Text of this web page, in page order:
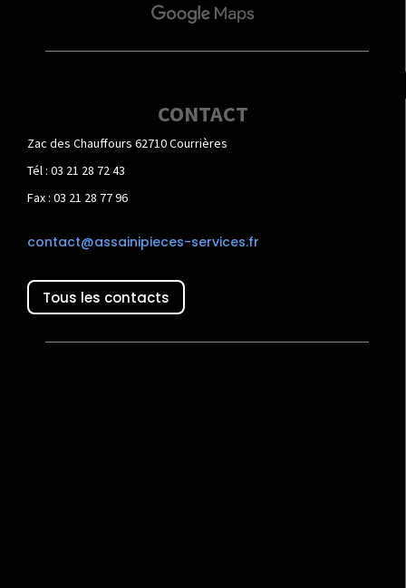
CONTACT
Zac des Chauffours 62710 Courrières
Tél : 03 21 28 72 43
Fax : 03 21 28 77 96
contact@assainipieces-services.fr
Tous les contacts